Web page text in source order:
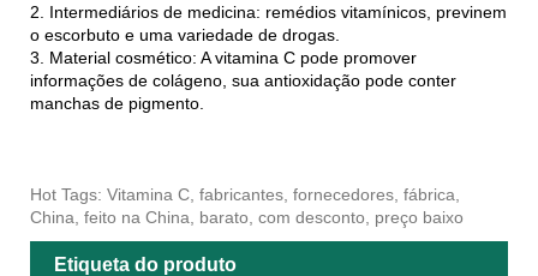
2. Intermediários de medicina: remédios vitamínicos, previnem
o escorbuto e uma variedade de drogas.
3. Material cosmético: A vitamina C pode promover
informações de colágeno, sua antioxidação pode conter
manchas de pigmento.
Hot Tags: Vitamina C, fabricantes, fornecedores, fábrica,
China, feito na China, barato, com desconto, preço baixo
Etiqueta do produto